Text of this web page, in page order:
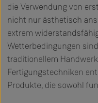
die Verwendung von
nicht nur ästhetisch
extrem
Wetterbedingungen
traditionellem
Fertigungstechniken
Produkte, die sowohl